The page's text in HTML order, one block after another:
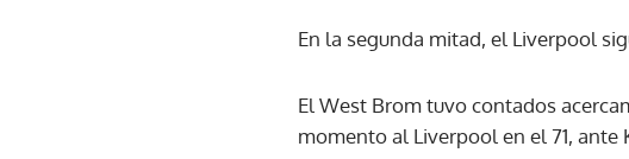
En la segunda mitad, el Liverpool
El West Brom tuvo contados
momento al Liverpool en el 71, ante